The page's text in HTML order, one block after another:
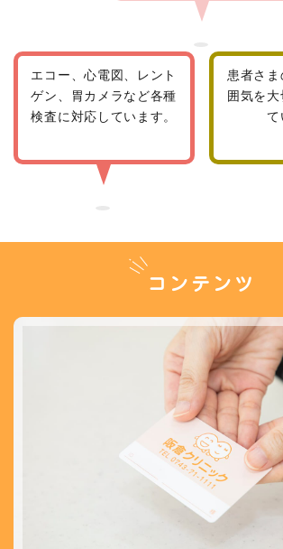
エコー、心電図、レント
ゲン、胃カメラなど各種
検査に対応しています。
患者さ
囲気を
て
コンテンツ